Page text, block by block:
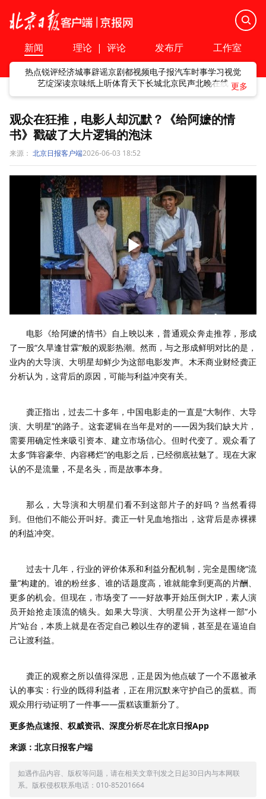
新闻 理论 | 评论 发布厅 工作室
热点锐评经济城事辟谣京剧都视频电子报汽车时事学习视觉
艺绽深读京味纸上听体育天下长城北京民声北晚在线
观众在狂推，电影人却沉默？《给阿嬷的情
书》戳破了大片逻辑的泡沫
来源： 北京日报客户端2026-06-03 18:52
电影《给阿嬷的情书》自上映以来，普通观众奔走推荐，形成
了一股“久旱逢甘霖”般的观影热潮。然而，与之形成鲜明对比的是，
业内的大导演、大明星却鲜少为这部电影发声。木禾商业财经龚正
分析认为，这背后的原因，可能与利益冲突有关。
龚正指出，过去二十多年，中国电影走的一直是“大制作、大导
演、大明星”的路子。这套逻辑在当年是对的——因为我们缺大片，
需要用确定性来吸引资本、建立市场信心。但时代变了。观众看了
太多“阵容豪华、内容稀烂”的电影之后，已经彻底祛魅了。现在大家
认的不是流量，不是名头，而是故事本身。
那么，大导演和大明星们看不到这部片子的好吗？当然看得
到。但他们不能公开叫好。龚正一针见血地指出，这背后是赤裸裸
的利益冲突。
过去十几年，行业的评价体系和利益分配机制，完全是围绕“流
量”构建的。谁的粉丝多、谁的话题度高，谁就能拿到更高的片酬、
更多的机会。但现在，市场变了——好故事开始压倒大IP，素人演
员开始抢走顶流的镜头。如果大导演、大明星公开为这样一部“小
片”站台，本质上就是在否定自己赖以生存的逻辑，甚至是在逼迫自
己让渡利益。
龚正的观察之所以值得深思，正是因为他点破了一个不愿被承
认的事实：行业的既得利益者，正在用沉默来守护自己的蛋糕。而
观众用行动证明了一件事——蛋糕该重新分了。
更多热点速报、权威资讯、深度分析尽在北京日报App
来源：北京日报客户端
如遇作品内容、版权等问题，请在相关文章刊发之日起30日内与本网联
系。版权侵权联系电话：010-85201664